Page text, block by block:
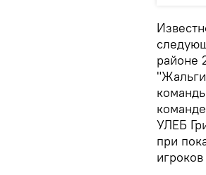
районе
УЛЕБ
при